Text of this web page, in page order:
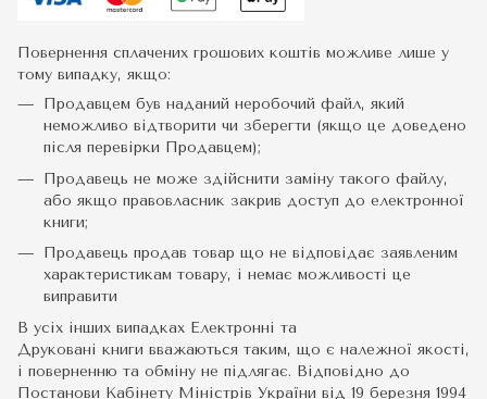
Повернення сплачених грошових коштів можливе лише у
тому випадку, якщо:
Продавцем був наданий неробочий файл, який
неможливо відтворити чи зберегти (якщо це доведено
після перевірки Продавцем);
Продавець не може здійснити заміну такого файлу,
або якщо правовласник закрив доступ до електронної
книги;
Продавець продав товар що не відповідає заявленим
характеристикам товару, і немає можливості це
виправити
В усіх інших випадках Електронні та
Друковані книги вважаються таким, що є належної якості,
і поверненню та обміну не підлягає. Відповідно до
Постанови Кабінету Міністрів України від 19 березня 1994